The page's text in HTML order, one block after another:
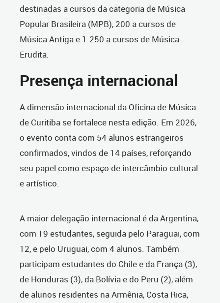
destinadas a cursos da categoria de Música
Popular Brasileira (MPB), 200 a cursos de
Música Antiga e 1.250 a cursos de Música
Erudita.
Presença internacional
A dimensão internacional da Oficina de Música
de Curitiba se fortalece nesta edição. Em 2026,
o evento conta com 54 alunos estrangeiros
confirmados, vindos de 14 países, reforçando
seu papel como espaço de intercâmbio cultural
e artístico.
A maior delegação internacional é da Argentina,
com 19 estudantes, seguida pelo Paraguai, com
12, e pelo Uruguai, com 4 alunos. Também
participam estudantes do Chile e da França (3),
de Honduras (3), da Bolívia e do Peru (2), além
de alunos residentes na Armênia, Costa Rica,